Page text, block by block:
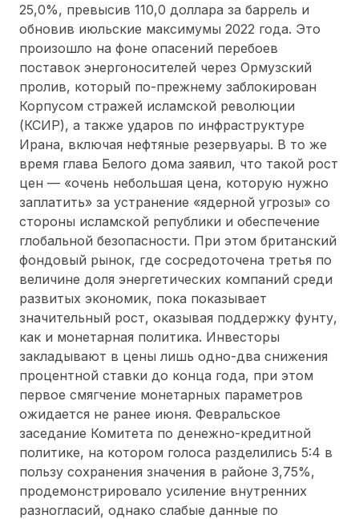
25,0%, превысив 110,0 доллара за баррель и
обновив июльские максимумы 2022 года. Это
произошло на фоне опасений перебоев
поставок энергоносителей через Ормузский
пролив, который по-прежнему заблокирован
Корпусом стражей исламской революции
(КСИР), а также ударов по инфраструктуре
Ирана, включая нефтяные резервуары. В то же
время глава Белого дома заявил, что такой рост
цен — «очень небольшая цена, которую нужно
заплатить» за устранение «ядерной угрозы» со
стороны исламской републики и обеспечение
глобальной безопасности. При этом британский
фондовый рынок, где сосредоточена третья по
величине доля энергетических компаний среди
развитых экономик, пока показывает
значительный рост, оказывая поддержку фунту,
как и монетарная политика. Инвесторы
закладывают в цены лишь одно-два снижения
процентной ставки до конца года, при этом
первое смягчение монетарных параметров
ожидается не ранее июня. Февральское
заседание Комитета по денежно-кредитной
политике, на котором голоса разделились 5:4 в
пользу сохранения значения в районе 3,75%,
продемонстрировало усиление внутренних
разногласий, однако слабые данные по